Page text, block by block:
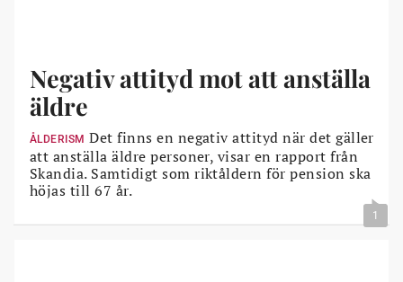
Negativ attityd mot att anställa
äldre
ÅLDERISM Det finns en negativ attityd när det gäller
att anställa äldre personer, visar en rapport från
Skandia. Samtidigt som riktåldern för pension ska
höjas till 67 år.
1